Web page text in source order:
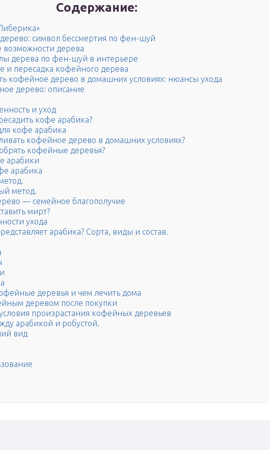
Содержание:
символ бессмертия по фен-шуй
возможности дерева
дерева по фен-шуй в интерьере
и пересадка кофейного дерева
кофейное дерево в домашних условиях: нюансы ухода
дерево: описание
и уход
кофе арабика?
кофе арабика
кофейное дерево в домашних условиях?
кофейные деревья?
арабики
арабика
метод.
— семейное благополучие
мирт?
ухода
арабика? Сорта, виды и состав.
деревья и чем лечить дома
деревом после покупки
произрастания кофейных деревьев
арабикой и робустой.
вид